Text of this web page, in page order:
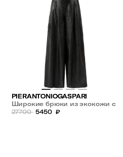
PIERANTONIOGASPARI
Широкие брюки из экокожи с
накладными карманами
27700 5450 ₽